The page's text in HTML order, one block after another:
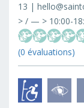
13 |
> / — > 10:00-
(0 évaluations)